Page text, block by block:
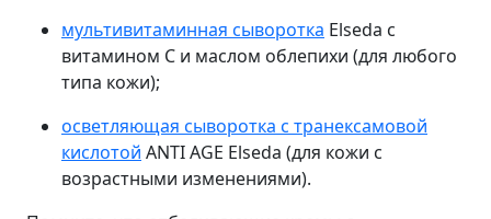
мультивитаминная сыворотка Elseda с
витамином С и маслом облепихи (для любого
типа кожи);
осветляющая сыворотка с транексамовой
кислотой ANTI AGE Elseda (для кожи с
возрастными изменениями).